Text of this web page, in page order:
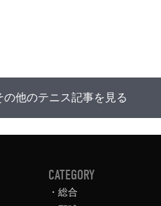
の他のテニス記事を見る
CATEGORY
総合